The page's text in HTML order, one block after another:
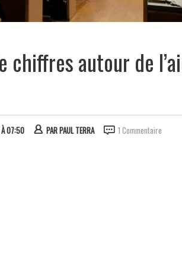
chiffres autour de
À 07:50 PARPAUL TERRA 1 Commentaire